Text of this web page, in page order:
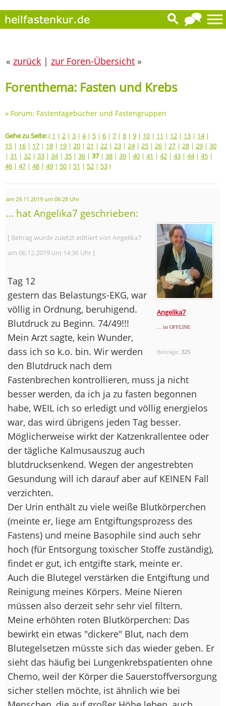
« zurück | zur Foren-Übersicht »
Forenthema: Fasten und Krebs
» Forum: Fastentagebücher und Fastengruppen
Gehe zu Seite:( 1 | 2 | 3 | 4| 5 | 6 | 7 | 8 | 9 | 10 | 11 | 12 | 13 | 14|
15 | 16 | 17 | 18 | 19 | 20 | 21 | 22 | 23 | 24| 25 | 26 | 27 | 28 | 29 | 30
| 31 | 32 | 33 | 34| 35 | 36 | 37| 38 | 39 | 40 | 41 | 42 | 43 | 44| 45 |
46 | 47 | 48 | 49 | 50 | 51 | 52 | 53)
am 29.11.2019 um 06:28 Uhr
... hat Angelika7 geschrieben:
Angelika7
... ist OFFLINE
Beiträge:325
[ Beitrag wurde zuletzt editiert von Angelika7
am 06.12.2019 um 14:36 Uhr ]
Tag 12
gestern das Belastungs-EKG, war
völlig in Ordnung, beruhigend.
Blutdruck zu Beginn. 74/49!!!
Mein Arzt sagte, kein Wunder,
dass ich so k.o. bin. Wir werden
den Blutdruck nach dem
Fastenbrechen kontrollieren, muss ja nicht
besser werden, da ich ja zu fasten begonnen
habe, WEIL ich so erledigt und völlig energielos
war, das wird übrigens jeden Tag besser.
Möglicherweise wirkt der Katzenkrallentee oder
der tägliche Kalmusauszug auch
blutdrucksenkend. Wegen der angestrebten
Gesundung will ich darauf aber auf KEINEN Fall
verzichten.
Der Urin enthält zu viele weiße Blutkörperchen
(meinte er, liege am Entgiftungsprozess des
Fastens) und meine Basophile sind auch sehr
hoch (für Entsorgung toxischer Stoffe zuständig),
findet er gut, ich entgifte stark, meinte er.
Auch die Blutegel verstärken die Entgiftung und
Reinigung meines Körpers. Meine Nieren
müssen also derzeit sehr sehr viel filtern.
Meine erhöhten roten Blutkörperchen: Das
bewirkt ein etwas "dickere" Blut, nach dem
Blutegelsetzen müsste sich das wieder geben. Er
sieht das häufig bei Lungenkrebspatienten ohne
Chemo, weil der Körper die Sauerstoffversorgung
sicher stellen möchte, ist ähnlich wie bei